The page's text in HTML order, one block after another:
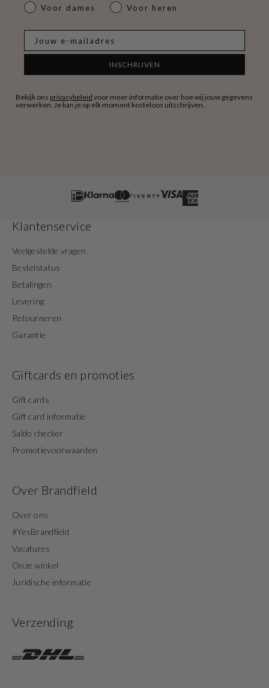
dames & heren
Voor dames Voor heren
INSCHRIJVEN
Bekijk ons privacybeleid voor meer informatie over hoe wij jouw gegevens
verwerken. Je kan je op elk moment kosteloos uitschrijven.
Klantenservice
Veelgestelde vragen
Bestelstatus
Betalingen
Levering
Retourneren
Garantie
Giftcards en promoties
Gift cards
Gift card informatie
Saldo checker
Promotievoorwaarden
Over Brandfield
Over ons
#YesBrandfield
Vacatures
Onze winkel
Juridische informatie
Verzending